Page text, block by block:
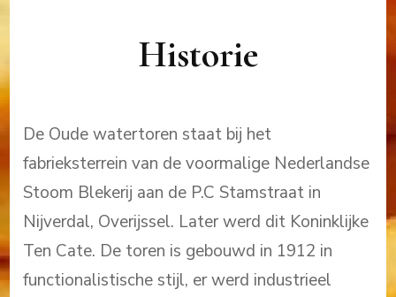
Historie
De Oude watertoren staat bij het
fabrieksterrein van de voormalige Nederlandse
Stoom Blekerij aan de P.C Stamstraat in
Nijverdal, Overijssel. Later werd dit Koninklijke
Ten Cate. De toren is gebouwd in 1912 in
functionalistische stijl, er werd industrieel